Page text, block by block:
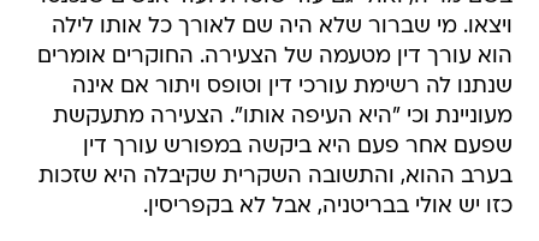
ויצאו. מי שברור שלא היה שם לאורך כל אותו לילה
הוא עורך דין מטעמה של הצעירה. החוקרים אומרים
שנתנו לה רשימת עורכי דין וטופס ויתור אם אינה
מעוניינת וכי "היא העיפה אותו". הצעירה מתעקשת
שפעם אחר פעם היא ביקשה במפורש עורך דין
בערב ההוא, והתשובה השקרית שקיבלה היא שזכות
כזו יש אולי בבריטניה, אבל לא בקפריסין.